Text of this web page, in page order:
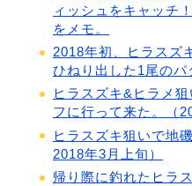
ィッシュをキャッチ
をメモ。
2018年初、ヒラスズ
ひねり出した1尾のパ
ヒラスズキ&ヒラメ
フに行って来た。（
ヒラスズキ狙いで地
2018年3月上旬）
帰り際に釣れたヒラ